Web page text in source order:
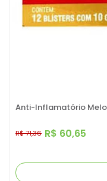
Anti-Inflamatório
R$ 60,65
R$ 71,36